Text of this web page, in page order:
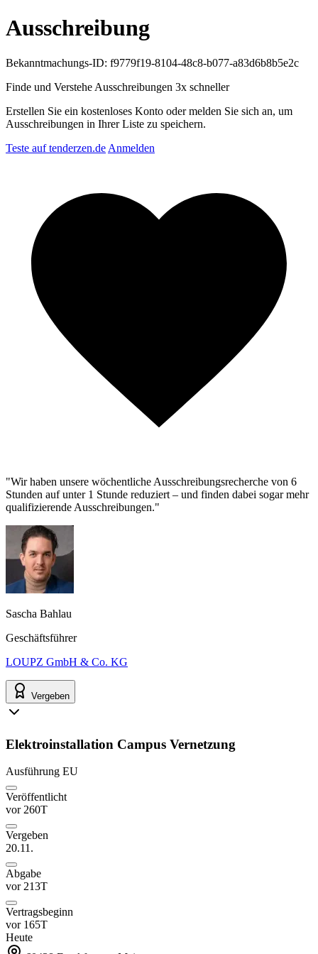
Ausschreibung
Bekanntmachungs-ID: f9779f19-8104-48c8-b077-a83d6b8b5e2c
Finde und Verstehe Ausschreibungen 3x schneller
Erstellen Sie ein kostenloses Konto oder melden Sie sich an, um
Ausschreibungen in Ihrer Liste zu speichern.
Teste auf tenderzen.de Anmelden
"Wir haben unsere wöchentliche Ausschreibungsrecherche von 6
Stunden auf unter 1 Stunde reduziert – und finden dabei sogar mehr
qualifizierende Ausschreibungen."
Sascha Bahlau
Geschäftsführer
LOUPZ GmbH & Co. KG
Vergeben
Elektroinstallation Campus Vernetzung
Ausführung EU
Veröffentlicht
vor 260T
Vergeben
20.11.
Abgabe
vor 213T
Vertragsbeginn
vor 165T
Heute